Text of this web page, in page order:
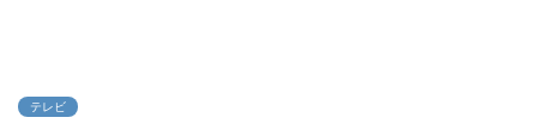
テレビ